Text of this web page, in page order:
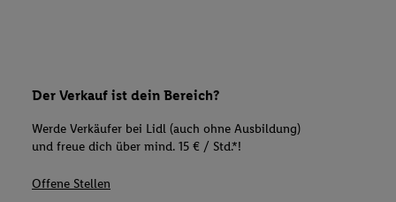
Der Verkauf ist dein Bereich?
Werde Verkäufer bei Lidl (auch ohne Ausbildung)
und freue dich über mind. 15 € / Std.*!
Offene Stellen